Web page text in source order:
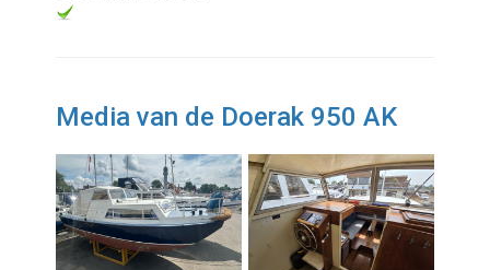
Media van de Doerak 950 AK